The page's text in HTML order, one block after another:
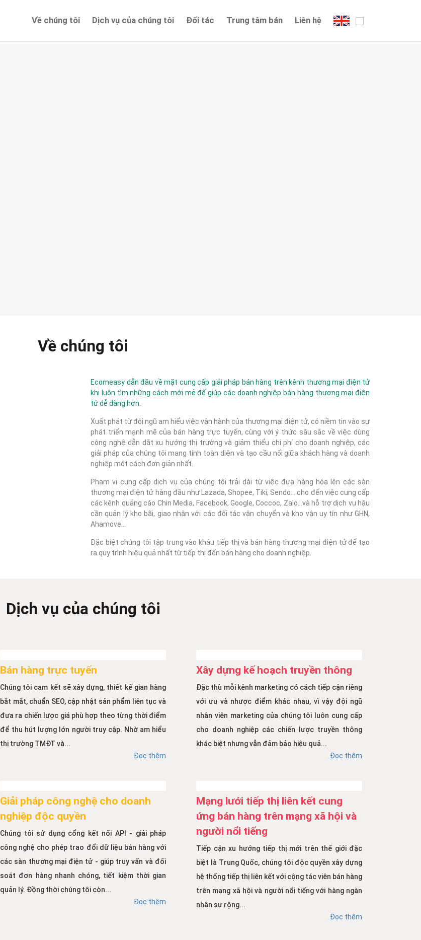
Về chúng tôi Dịch vụ của chúng tôi Đối tác Trung tâm bán Liên hệ
Về chúng tôi
Ecomeasy dẫn đầu về mặt cung cấp giải pháp bán hàng trên kênh thương mại điện tử
khi luôn tìm những cách mới mẻ để giúp các doanh nghiệp bán hàng thương mại điện
tử dễ dàng hơn.
Xuất phát từ đội ngũ am hiểu việc vận hành của thương mại điện tử, có niềm tin vào sự
phát triển mạnh mẽ của bán hàng trực tuyến, cùng với ý thức sâu sắc về việc dùng
công nghệ dẫn dắt xu hướng thị trường và giảm thiểu chi phí cho doanh nghiệp, các
giải pháp của chúng tôi mang tính toàn diện và tạo cầu nối giữa khách hàng và doanh
nghiệp một cách đơn giản nhất.
Phạm vi cung cấp dịch vụ của chúng tôi trải dài từ việc đưa hàng hóa lên các sàn
thương mại điện tử hàng đầu như Lazada, Shopee, Tiki, Sendo... cho đến việc cung cấp
các kênh quảng cáo Chin Media, Facebook, Google, Coccoc, Zalo...và hỗ trợ dịch vụ hậu
cần quản lý kho bãi, giao nhận với các đối tác vận chuyển và kho vận uy tín như GHN,
Ahamove...
Đặc biệt chúng tôi tập trung vào khâu tiếp thị và bán hàng thương mại điện tử để tạo
ra quy trình hiệu quả nhất từ tiếp thị đến bán hàng cho doanh nghiệp.
Dịch vụ của chúng tôi
Bán hàng trực tuyến
Chúng tôi cam kết sẽ xây dựng, thiết kế gian hàng
bắt mắt, chuẩn SEO, cập nhật sản phẩm liên tục và
đưa ra chiến lược giá phù hợp theo từng thời điểm
để thu hút lượng lớn người truy cập. Nhờ am hiểu
thị trường TMĐT và...
Đọc thêm
Xây dựng kế hoạch truyền thông
Đặc thù mỗi kênh marketing có cách tiếp cận riêng
với ưu và nhược điểm khác nhau, vì vậy đội ngũ
nhân viên marketing của chúng tôi luôn cung cấp
cho doanh nghiệp các chiến lược truyền thông
khác biệt nhưng vẫn đảm bảo hiệu quả...
Đọc thêm
Giải pháp công nghệ cho doanh
nghiệp độc quyền
Chúng tôi sử dụng cổng kết nối API - giải pháp
công nghệ cho phép trao đổi dữ liệu bán hàng với
các sàn thương mại điện tử - giúp truy vấn và đối
soát đơn hàng nhanh chóng, tiết kiệm thời gian
quản lý. Đồng thời chúng tôi còn...
Đọc thêm
Mạng lưới tiếp thị liên kết cung
ứng bán hàng trên mạng xã hội và
người nổi tiếng
Tiếp cận xu hướng tiếp thị mới trên thế giới đặc
biệt là Trung Quốc, chúng tôi độc quyền xây dựng
hệ thống tiếp thị liên kết với cộng tác viên bán hàng
trên mạng xã hội và người nổi tiếng với hàng ngàn
nhân sự rộng...
Đọc thêm